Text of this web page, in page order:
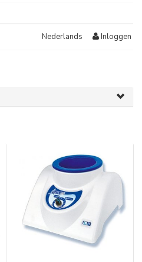
Nederlands Inloggen